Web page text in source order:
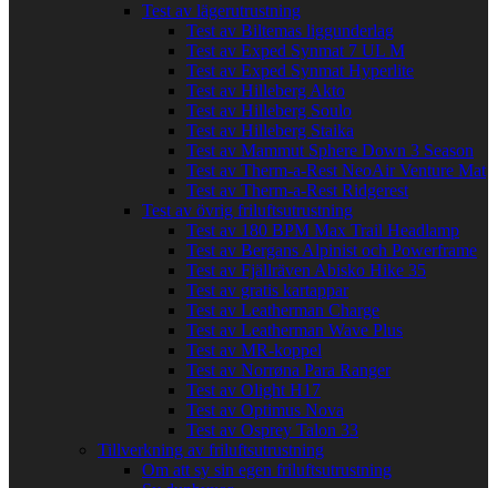
Test av lägerutrustning
Test av Biltemas liggunderlag
Test av Exped Synmat 7 UL M
Test av Exped Synmat Hyperlite
Test av Hilleberg Akto
Test av Hilleberg Soulo
Test av Hilleberg Staika
Test av Mammut Sphere Down 3 Season
Test av Therm-a-Rest NeoAir Venture Mat
Test av Therm-a-Rest Ridgerest
Test av övrig friluftsutrustning
Test av 180 BPM Max Trail Headlamp
Test av Bergans Alpinist och Powerframe
Test av Fjällräven Abisko Hike 35
Test av gratis kartappar
Test av Leatherman Charge
Test av Leatherman Wave Plus
Test av MR-koppel
Test av Norrøna Para Ranger
Test av Olight H17
Test av Optimus Nova
Test av Osprey Talon 33
Tillverkning av friluftsutrustning
Om att sy sin egen friluftsutrustning